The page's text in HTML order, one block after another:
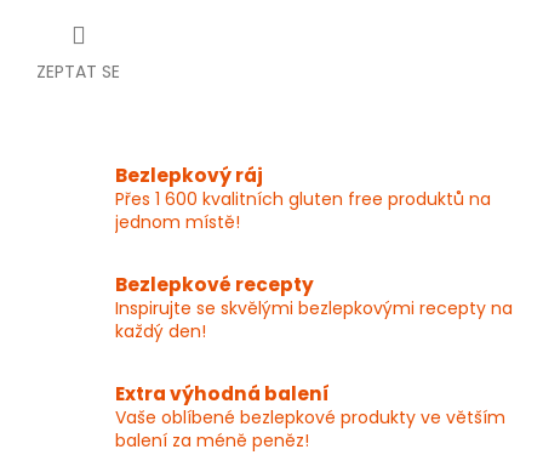
ZEPTAT SE
Bezlepkový ráj
Přes 1 600 kvalitních gluten free produktů na
jednom místě!
Bezlepkové recepty
Inspirujte se skvělými bezlepkovými recepty na
každý den!
Extra výhodná balení
Vaše oblíbené bezlepkové produkty ve větším
balení za méně peněz!